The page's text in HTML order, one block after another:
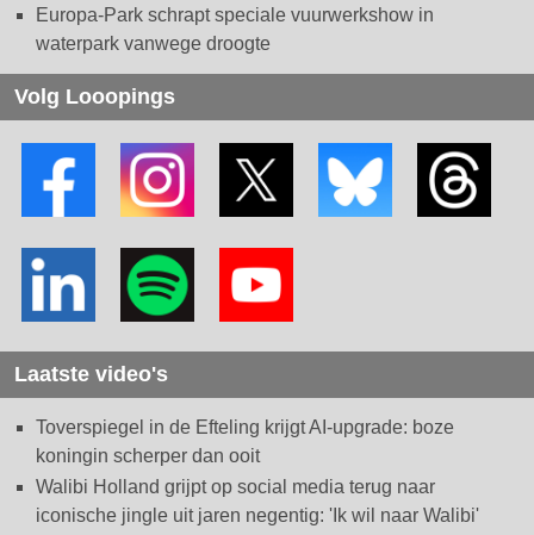
Europa-Park schrapt speciale vuurwerkshow in
waterpark vanwege droogte
Volg Looopings
Laatste video's
Toverspiegel in de Efteling krijgt AI-upgrade: boze
koningin scherper dan ooit
Walibi Holland grijpt op social media terug naar
iconische jingle uit jaren negentig: 'Ik wil naar Walibi'